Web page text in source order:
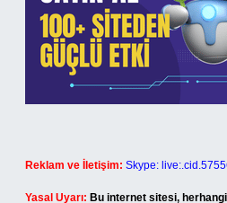
Reklam ve İletişim: Skype:
Yasal Uyarı: Bu internet sitesi,